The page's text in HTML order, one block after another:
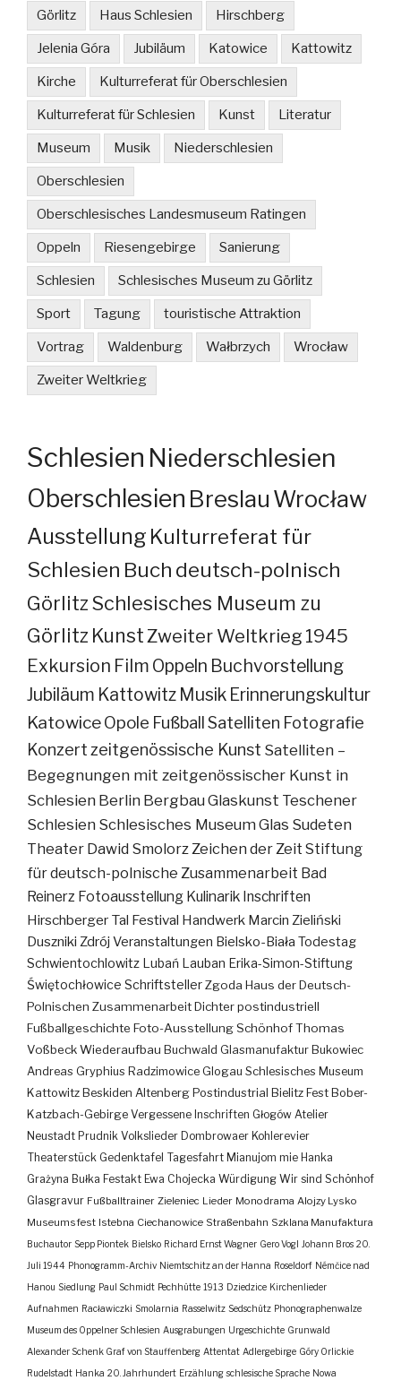
Görlitz Haus Schlesien Hirschberg
Jelenia Góra Jubiläum Katowice Kattowitz
Kirche Kulturreferat für Oberschlesien
Kulturreferat für Schlesien Kunst Literatur
Museum Musik Niederschlesien
Oberschlesien
Oberschlesisches Landesmuseum Ratingen
Oppeln Riesengebirge Sanierung
Schlesien Schlesisches Museum zu Görlitz
Sport Tagung touristische Attraktion
Vortrag Waldenburg Wałbrzych Wrocław
Zweiter Weltkrieg
Schlesien Niederschlesien
Oberschlesien Breslau Wrocław
Ausstellung Kulturreferat für
Schlesien Buch deutsch-polnisch
GörlitzSchlesisches Museum zu
Görlitz KunstZweiter Weltkrieg 1945
Exkursion Film Oppeln Buchvorstellung
Jubiläum Kattowitz Musik Erinnerungskultur
KatowiceOpole FußballSatelliten Fotografie
Konzertzeitgenössische Kunst Satelliten –
Begegnungen mit zeitgenössischer Kunst in
Schlesien Berlin BergbauGlaskunst Teschener
Schlesien Schlesisches MuseumGlas Sudeten
Theater Dawid SmolorzZeichen der Zeit Stiftung
für deutsch-polnische Zusammenarbeit Bad
Reinerz Fotoausstellung Kulinarik Inschriften
Hirschberger Tal Festival Handwerk Marcin Zieliński
Duszniki Zdrój Veranstaltungen Bielsko-Biała Todestag
Schwientochlowitz Lubań Lauban Erika-Simon-Stiftung
Świętochłowice SchriftstellerZgoda Haus der Deutsch-
Polnischen ZusammenarbeitDichterpostindustriell
Fußballgeschichte Foto-AusstellungSchönhofThomas
VoßbeckWiederaufbau Buchwald Glasmanufaktur Bukowiec
Andreas Gryphius Radzimowice Glogau Schlesisches Museum
Kattowitz Beskiden Altenberg Postindustrial Bielitz Fest Bober-
Katzbach-Gebirge Vergessene Inschriften Głogów Atelier
Neustadt Prudnik Volkslieder Dombrowaer Kohlerevier
Theaterstück Gedenktafel Tagesfahrt Mianujom mie Hanka
Grażyna Bułka Festakt Ewa Chojecka Würdigung Wir sind Schönhof
Glasgravur Fußballtrainer Zieleniec Lieder Monodrama Alojzy Lysko
Museumsfest Istebna Ciechanowice Straßenbahn Szklana Manufaktura
Buchautor Sepp Piontek Bielsko Richard Ernst Wagner Gero Vogl Johann Bros 20.
Juli 1944 Phonogramm-Archiv Niemtschitz an der Hanna Roseldorf Némčice nad
Hanou Siedlung Paul Schmidt Pechhütte 1913 Dziedzice Kirchenlieder
Aufnahmen Racławiczki Smolarnia Rasselwitz Sedschütz Phonographenwalze
Museum des Oppelner Schlesien Ausgrabungen Urgeschichte Grunwald
Alexander Schenk Graf von Stauffenberg Attentat Adlergebirge Góry Orlickie
Rudelstadt Hanka 20. Jahrhundert Erzählung schlesische Sprache Nowa